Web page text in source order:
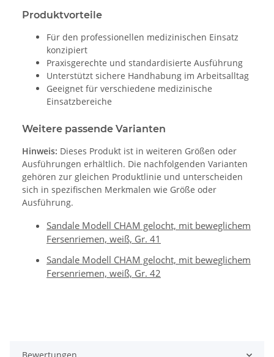
Produktvorteile
Für den professionellen medizinischen Einsatz
konzipiert
Praxisgerechte und standardisierte Ausführung
Unterstützt sichere Handhabung im Arbeitsalltag
Geeignet für verschiedene medizinische
Einsatzbereiche
Weitere passende Varianten
Hinweis: Dieses Produkt ist in weiteren Größen oder
Ausführungen erhältlich. Die nachfolgenden Varianten
gehören zur gleichen Produktlinie und unterscheiden
sich in spezifischen Merkmalen wie Größe oder
Ausführung.
Sandale Modell CHAM gelocht, mit beweglichem
Fersenriemen, weiß, Gr. 41
Sandale Modell CHAM gelocht, mit beweglichem
Fersenriemen, weiß, Gr. 42